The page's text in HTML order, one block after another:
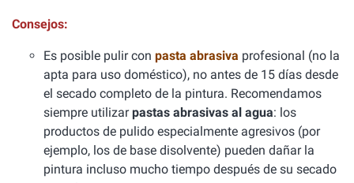
Consejos:
Es posible pulir con pasta abrasiva profesional (no la
apta para uso doméstico), no antes de 15 días desde
el secado completo de la pintura. Recomendamos
siempre utilizarpastas abrasivas al agua: los
productos de pulido especialmente agresivos (por
ejemplo, los de base disolvente) pueden dañar la
pintura incluso mucho tiempo después de su secado